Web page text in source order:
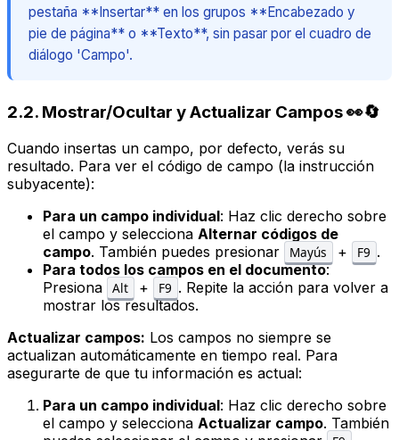
pestaña **Insertar** en los grupos **Encabezado y
pie de página** o **Texto**, sin pasar por el cuadro de
diálogo 'Campo'.
2.2. Mostrar/Ocultar y Actualizar Campos 👀🔄
Cuando insertas un campo, por defecto, verás su
resultado. Para ver el código de campo (la instrucción
subyacente):
Para un campo individual: Haz clic derecho sobre
el campo y selecciona Alternar códigos de
campo. También puedes presionar Mayús + F9 .
Para todos los campos en el documento:
Presiona
Alt + F9 . Repite la acción para volver a
mostrar los resultados.
Actualizar campos: Los campos no siempre se
actualizan automáticamente en tiempo real. Para
asegurarte de que tu información es actual:
Para un campo individual: Haz clic derecho sobre
el campo y selecciona Actualizar campo. También